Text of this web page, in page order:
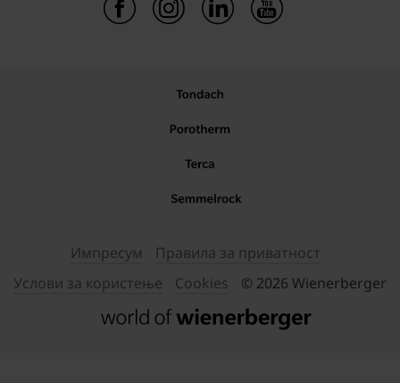
Импресум
Правила за приватност
Услови за користење
Cookies © 2026 Wienerberger